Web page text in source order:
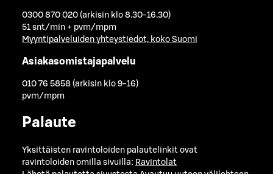
0300 870 020 (arkisin klo 8.30-16.30)
51 snt/min + pvm/mpm
Myyntipalveluiden yhteystiedot, koko Suomi
Asiakasomistajapalvelu
010 76 5858 (arkisin klo 9-16)
pvm/mpm
Palaute
Yksittäisten ravintoloiden palautelinkit ovat
ravintoloiden omilla sivuilla: Ravintolat